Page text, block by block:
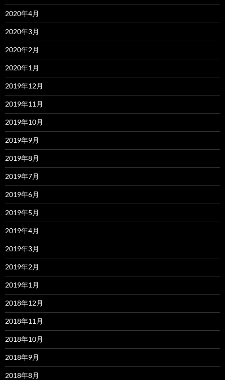
2020年4月
2020年3月
2020年2月
2020年1月
2019年12月
2019年11月
2019年10月
2019年9月
2019年8月
2019年7月
2019年6月
2019年5月
2019年4月
2019年3月
2019年2月
2019年1月
2018年12月
2018年11月
2018年10月
2018年9月
2018年8月